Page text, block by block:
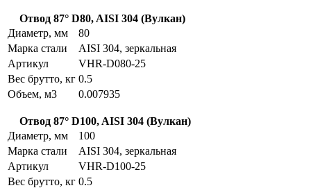
Отвод 87° D80, AISI 304 (Вулкан)
Диаметр, мм
80
Марка стали
AISI 304, зеркальная
Артикул
VHR-D080-25
Вес брутто, кг 0.5
Объем, м3
0.007935
Отвод 87° D100, AISI 304 (Вулкан)
Диаметр, мм
100
Марка стали
AISI 304, зеркальная
Артикул
VHR-D100-25
Вес брутто, кг 0.5